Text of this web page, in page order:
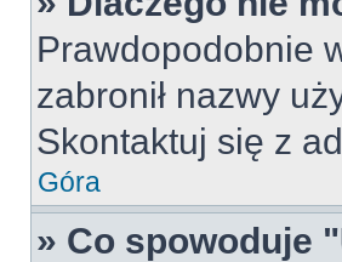
Prawdopodobnie
zabronił nazwy
Skontaktuj się z
Góra
» Co spowoduje